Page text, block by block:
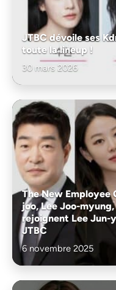
JTBC dévoile ses
toute la lineup !
30 mars 2026
The New Employee
joo, Lee Joo-
rejoignent Lee Jun-
JTBC
6 novembre 2025